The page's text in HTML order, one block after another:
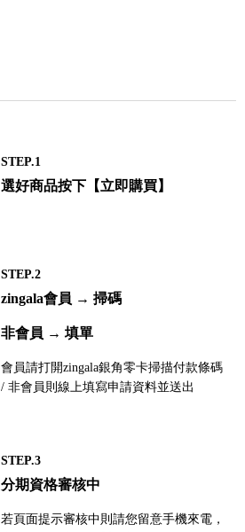
STEP.1
選好商品按下【立即購買】
STEP.2
zingala會員 → 掃碼
非會員 → 填單
會員請打開zingala銀角零卡掃描付款條碼
/ 非會員則線上填寫申請資料並送出
STEP.3
分期資格審核中
若頁面提示審核中則請您留意手機來電，